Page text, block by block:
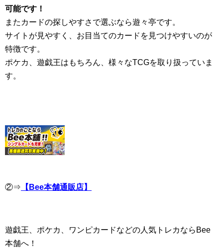
可能です！
またカードの探しやすさで選ぶなら遊々亭です。
サイトが見やすく、お目当てのカードを見つけやすいのが
特徴です。
ポケカ、遊戯王はもちろん、様々なTCGを取り扱っていま
す。
②⇒ 【Bee本舗通販店】
遊戯王、ポケカ、ワンピカードなどの人気トレカならBee
本舗へ！